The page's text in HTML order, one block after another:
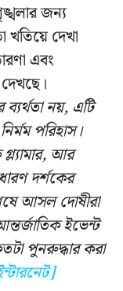
জন্য
খতিয়ে দেখা
এবং
নয়, এটি
পরিহাস।
আর
দর্শকের
আসল দোষীরা
ইভেন্ট
পুনরুদ্ধার করা